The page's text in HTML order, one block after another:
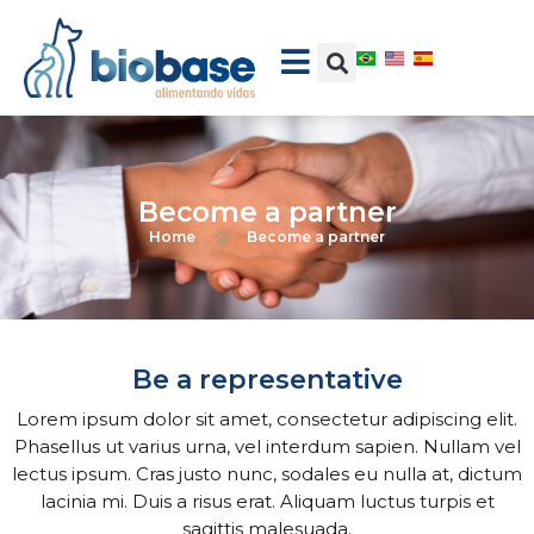
Become a partner
Home Become a partner
Be a representative
Lorem ipsum dolor sit amet, consectetur adipiscing elit.
Phasellus ut varius urna, vel interdum sapien. Nullam vel
lectus ipsum. Cras justo nunc, sodales eu nulla at, dictum
lacinia mi. Duis a risus erat. Aliquam luctus turpis et
sagittis malesuada.